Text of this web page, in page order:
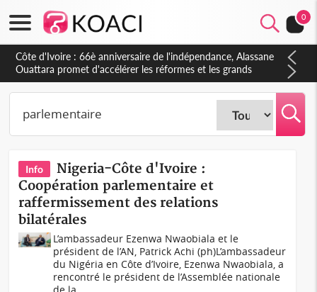
0
Côte d'Ivoire : À Abidjan, Amadou Oury Bah admire le modèle
ivoirien et veut s'en inspirer pour accélérer le développement
de la Guinée
Info
Nigeria-Côte d'Ivoire :
Coopération parlementaire et
raffermissement des relations
bilatérales
L’ambassadeur Ezenwa Nwaobiala et le
président de l’AN, Patrick Achi (ph)L’ambassadeur
du Nigéria en Côte d’Ivoire, Ezenwa Nwaobiala, a
rencontré le président de l’Assemblée nationale